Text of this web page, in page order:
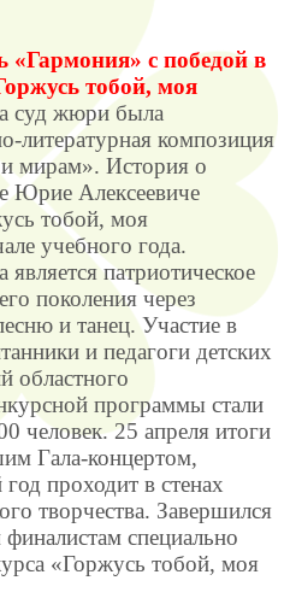
«Гармония» с победой в
тобой, моя
суд жюри была
литературная композиция
мирам». История о
Юрие Алексеевиче
тобой, моя
учебного года.
патриотическое
поколения через
и танец. Участие в
и педагоги детских
областного
программы стали
человек. 25 апреля итоги
Гала-концертом,
проходит в стенах
творчества. Завершился
специально
«Горжусь тобой, моя